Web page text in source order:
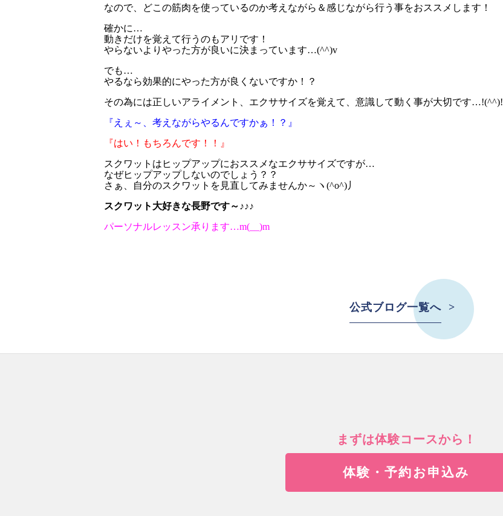
なので、どこの筋肉を使っているのか考えながら＆感じながら行う事をおススメします！
確かに…
動きだけを覚えて行うのもアリです！
やらないよりやった方が良いに決まっています…(^^)v
でも…
やるなら効果的にやった方が良くないですか！？
その為には正しいアライメント、エクササイズを覚えて、意識して動く事が大切です…!(^^)!
『えぇ～、考えながらやるんですかぁ！？』
『はい！もちろんです！！』
スクワットはヒップアップにおススメなエクササイズですが…
なぜヒップアップしないのでしょう？？
さぁ、自分のスクワットを見直してみませんか～ヽ(^o^)丿
スクワット大好きな長野です～♪♪♪
パーソナルレッスン承ります…m(__)m
公式ブログ一覧へ
まずは体験コースから！
体験・予約お申込み